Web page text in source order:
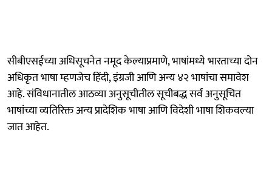
सीबीएसईच्या अधिसूचनेत नमूद केल्याप्रमाणे, भाषांमध्ये भारताच्या दोन
अधिकृत भाषा म्हणजेच हिंदी, इंग्रजी आणि अन्य ४२ भाषांचा समावेश
आहे. संविधानातील आठव्या अनुसूचीतील सूचीबद्ध सर्व अनुसूचित
भाषांच्या व्यतिरिक्त अन्य प्रादेशिक भाषा आणि विदेशी भाषा शिकवल्या
जात आहेत.